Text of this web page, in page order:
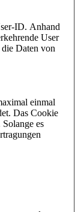
ID. Anhand
User
Daten von
einmal
Das Cookie
es